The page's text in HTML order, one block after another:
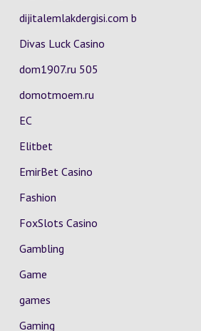
dijitalemlakdergisi.com b
Divas Luck Casino
dom1907.ru 505
domotmoem.ru
EC
Elitbet
EmirBet Casino
Fashion
FoxSlots Casino
Gambling
Game
games
Gaming